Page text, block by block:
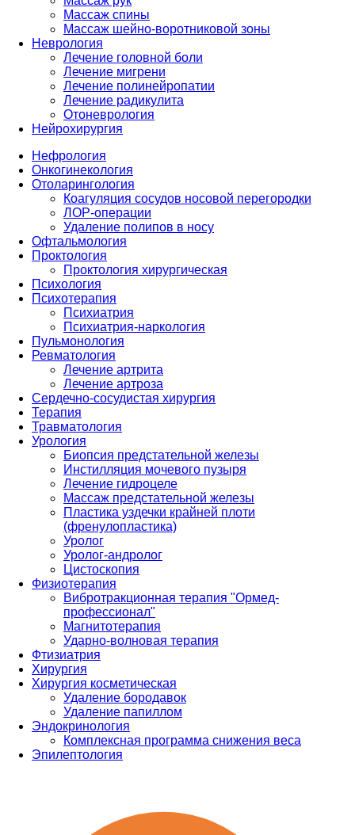
Массаж спины
Массаж шейно-воротниковой зоны
Неврология
Лечение головной боли
Лечение мигрени
Лечение полинейропатии
Лечение радикулита
Отоневрология
Нейрохирургия
Нефрология
Онкогинекология
Отоларингология
Коагуляция сосудов носовой перегородки
ЛОР-операции
Удаление полипов в носу
Офтальмология
Проктология
Проктология хирургическая
Психология
Психотерапия
Психиатрия
Психиатрия-наркология
Пульмонология
Ревматология
Лечение артрита
Лечение артроза
Сердечно-сосудистая хирургия
Терапия
Травматология
Урология
Биопсия предстательной железы
Инстилляция мочевого пузыря
Лечение гидроцеле
Массаж предстательной железы
Пластика уздечки крайней плоти
(френулопластика)
Уролог
Уролог-андролог
Цистоскопия
Физиотерапия
Вибротракционная терапия "Ормед-
профессионал"
Магнитотерапия
Ударно-волновая терапия
Фтизиатрия
Хирургия
Хирургия косметическая
Удаление бородавок
Удаление папиллом
Эндокринология
Комплексная программа снижения веса
Эпилептология